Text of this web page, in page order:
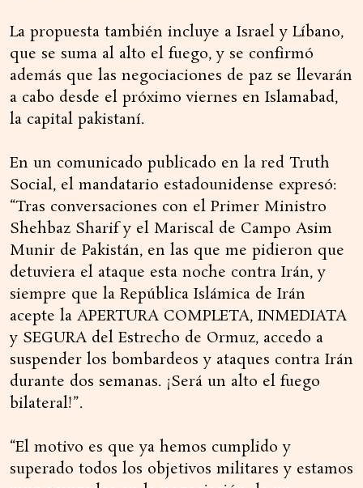
La propuesta también incluye a Israel y Líbano,
que se suma al alto el fuego, y se confirmó
además que las negociaciones de paz se llevarán
a cabo desde el próximo viernes en Islamabad,
la capital pakistaní.
En un comunicado publicado en la red Truth
Social, el mandatario estadounidense expresó:
“Tras conversaciones con el Primer Ministro
Shehbaz Sharif y el Mariscal de Campo Asim
Munir de Pakistán, en las que me pidieron que
detuviera el ataque esta noche contra Irán, y
siempre que la República Islámica de Irán
acepte la APERTURA COMPLETA, INMEDIATA
y SEGURA del Estrecho de Ormuz, accedo a
suspender los bombardeos y ataques contra Irán
durante dos semanas. ¡Será un alto el fuego
bilateral!”.
“El motivo es que ya hemos cumplido y
superado todos los objetivos militares y estamos